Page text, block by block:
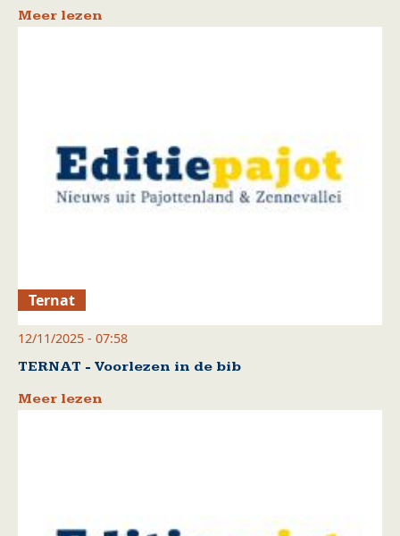
Meer lezen
Ternat
12/11/2025 - 07:58
TERNAT - Voorlezen in de bib
Meer lezen